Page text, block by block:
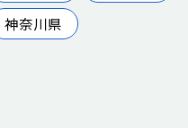
神奈川県